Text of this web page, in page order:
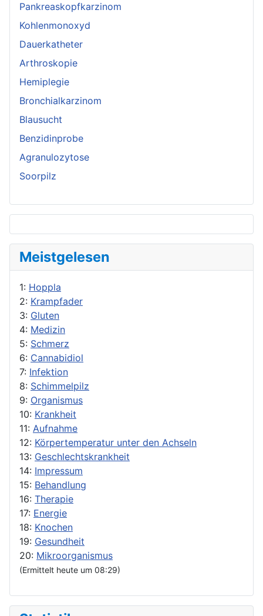
Pankreaskopfkarzinom
Kohlenmonoxyd
Dauerkatheter
Arthroskopie
Hemiplegie
Bronchialkarzinom
Blausucht
Benzidinprobe
Agranulozytose
Soorpilz
Meistgelesen
1: Hoppla
2: Krampfader
3: Gluten
4: Medizin
5: Schmerz
6: Cannabidiol
7: Infektion
8: Schimmelpilz
9: Organismus
10: Krankheit
11: Aufnahme
12: Körpertemperatur unter den Achseln
13: Geschlechtskrankheit
14: Impressum
15: Behandlung
16: Therapie
17: Energie
18: Knochen
19: Gesundheit
20: Mikroorganismus
(Ermittelt heute um 08:29)